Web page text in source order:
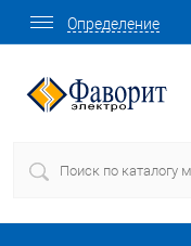
Определение